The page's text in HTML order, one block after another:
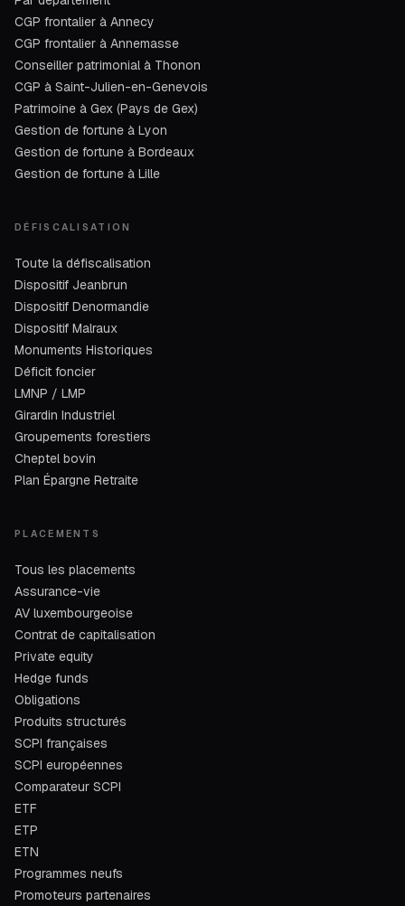
CGP frontalier à Annecy
CGP frontalier à Annemasse
Conseiller patrimonial à Thonon
CGP à Saint-Julien-en-Genevois
Patrimoine à Gex (Pays de Gex)
Gestion de fortune à Lyon
Gestion de fortune à Bordeaux
Gestion de fortune à Lille
DÉFISCALISATION
Toute la défiscalisation
Dispositif Jeanbrun
Dispositif Denormandie
Dispositif Malraux
Monuments Historiques
Déficit foncier
LMNP / LMP
Girardin Industriel
Groupements forestiers
Cheptel bovin
Plan Épargne Retraite
PLACEMENTS
Tous les placements
Assurance-vie
AV luxembourgeoise
Contrat de capitalisation
Private equity
Hedge funds
Obligations
Produits structurés
SCPI françaises
SCPI européennes
Comparateur SCPI
ETF
ETP
ETN
Programmes neufs
Promoteurs partenaires